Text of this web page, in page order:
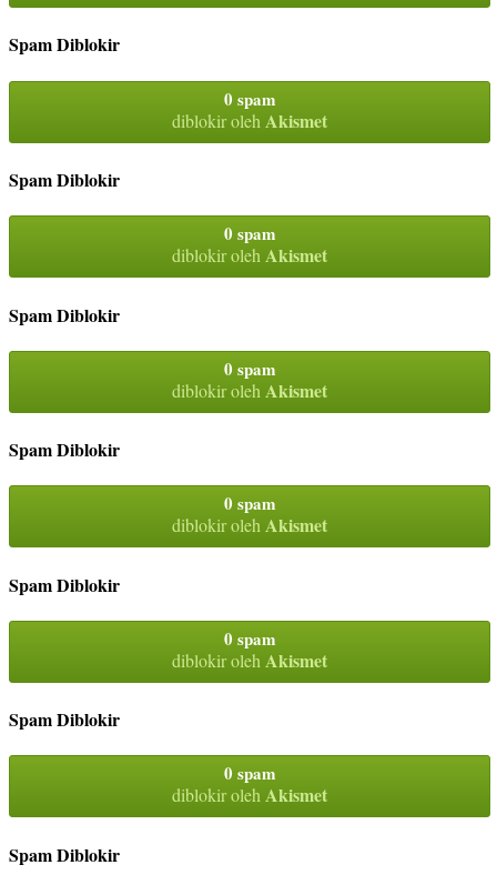
Spam Diblokir
0 spam
diblokir oleh Akismet
Spam Diblokir
0 spam
diblokir olehAkismet
Spam Diblokir
0 spam
diblokir oleh Akismet
Spam Diblokir
0 spam
diblokir olehAkismet
Spam Diblokir
0 spam
diblokir oleh Akismet
Spam Diblokir
0 spam
diblokir olehAkismet
Spam Diblokir